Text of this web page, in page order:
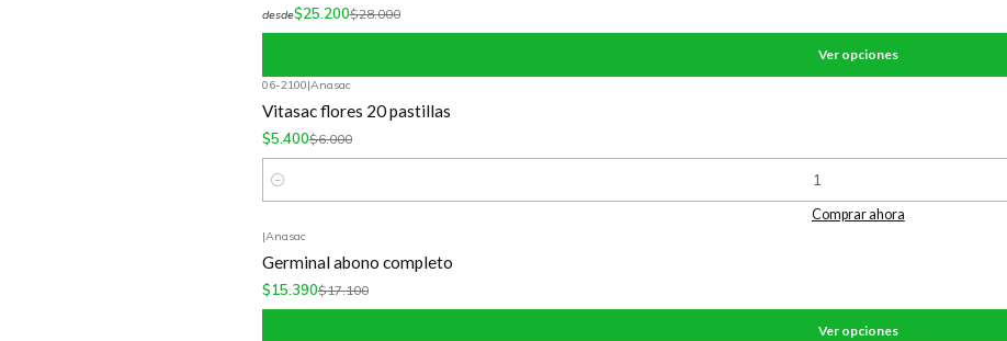
desde$25.200$28.000
Ver opciones
06-2100|Anasac
Vitasac flores 20 pastillas
$5.400$6.000
Cantidad
Comprar ahora
|Anasac
Germinal abono completo
$15.390$17.100
Ver opciones